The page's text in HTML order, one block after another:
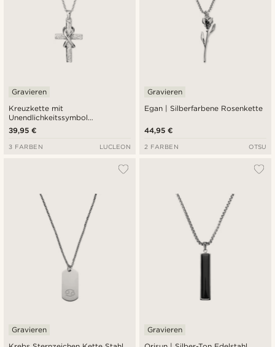
Kreuzkette mit
Unendlichkeitssymbol
Silberfarben
Gravieren
39,95 €
3 FARBEN LUCLEON
Egan | Silberfarbene Rosenkette
Gravieren
44,95 €
2 FARBEN OTSU
Gravieren Gravieren